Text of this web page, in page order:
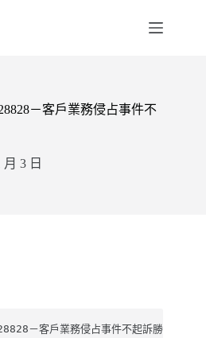
－客戶業務侵占事件不
月 3 日
－客戶業務侵占事件不起訴勝訴案例